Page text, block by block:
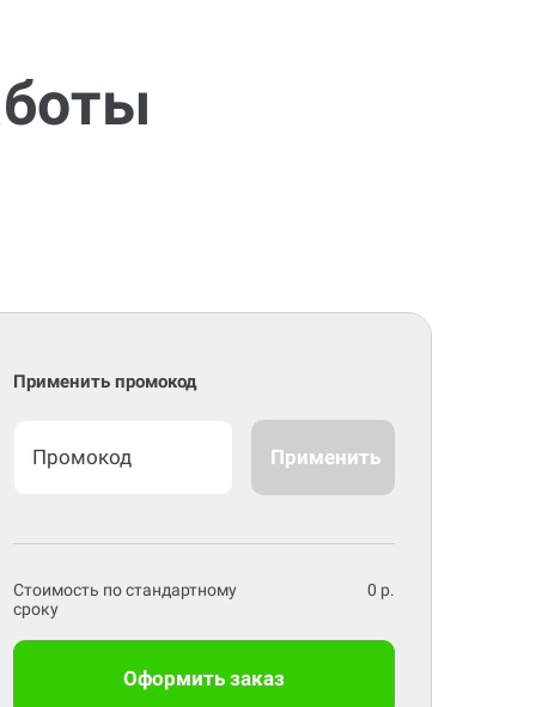
Применить промокод
Применить
Стоимость по стандартному
сроку
0 р.
Оформить заказ